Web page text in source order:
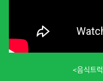
<음식트